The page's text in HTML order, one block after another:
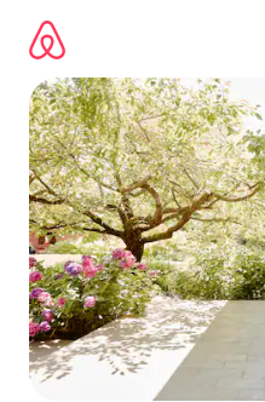
direct
naar
inhoud